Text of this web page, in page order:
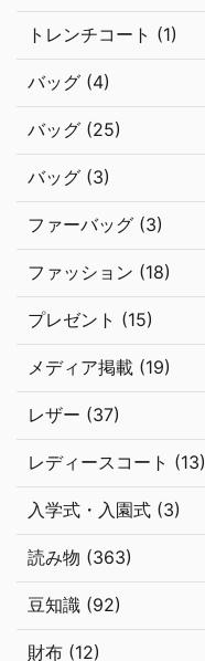
トレンチコート (1)
バッグ (4)
バッグ (25)
バッグ (3)
ファーバッグ (3)
ファッション (18)
プレゼント (15)
メディア掲載 (19)
レザー (37)
レディースコート (13)
入学式・入園式 (3)
読み物 (363)
豆知識 (92)
財布 (12)